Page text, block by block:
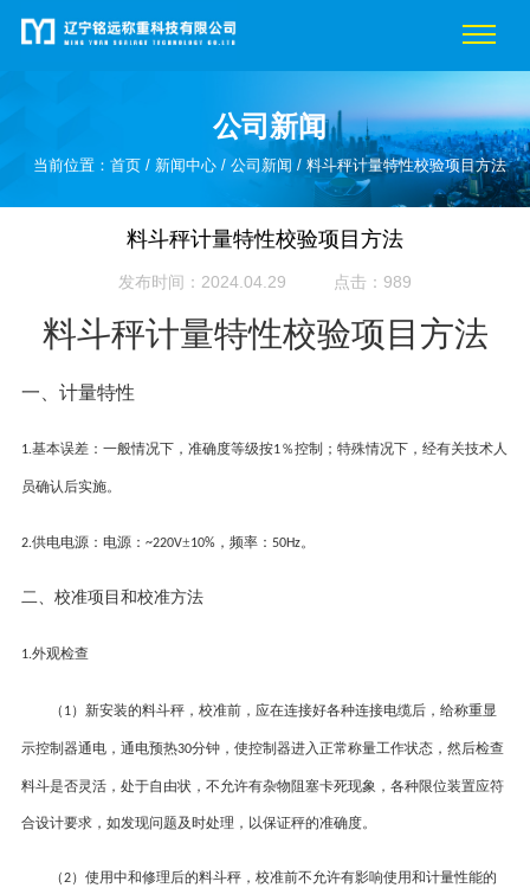
公司新闻
当前位置：首页 / 新闻中心 /公司新闻/ 料斗秤计量特性校验项目方法
料斗秤计量特性校验项目方法
发布时间：2024.04.29 点击：989
料斗秤计量特性校验项目方法
一、 计量特性
1.基本误差：一般情况下，准确度等级按1％控制；特殊情况下，经有关技术人
员确认后实施。
2.供电电源：电源： ~220V±10% ，频率： 50Hz。
二、 校准项目和校准方法
1.外观检查
（ 1） 新安装的料斗秤，校准前，应在连接好各种连接电缆后，给称重显
示控制器通电，通电预热30分钟，使控制器进入正常称量工作状态，然后检查
料斗是否灵活，处于自由状，不允许有杂物阻塞卡死现象，各种限位装置应符
合设计要求，如发现问题及时处理，以保证秤的准确度。
（2） 使用中和修理后的料斗秤，校准前不允许有影响使用和计量性能的